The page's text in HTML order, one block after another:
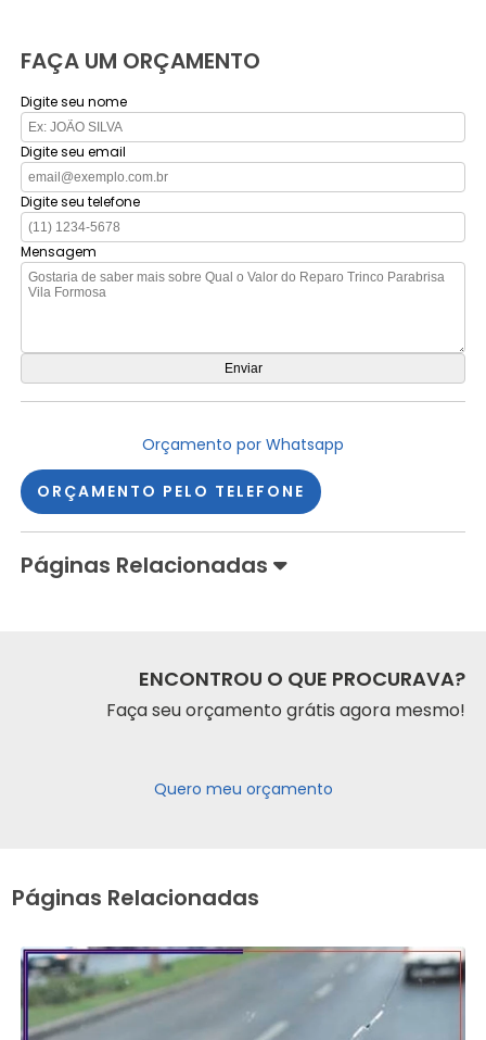
FAÇA UM ORÇAMENTO
Digite seu nome
Digite seu email
Digite seu telefone
Mensagem
Orçamento por Whatsapp
ORÇAMENTO PELO TELEFONE
Páginas Relacionadas
ENCONTROU O QUE PROCURAVA?
Faça seu orçamento grátis agora mesmo!
Quero meu orçamento
Páginas Relacionadas